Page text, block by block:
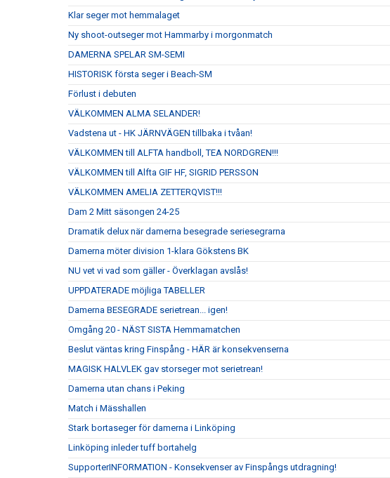
Klar seger mot hemmalaget
Ny shoot-outseger mot Hammarby i morgonmatch
DAMERNA SPELAR SM-SEMI
HISTORISK första seger i Beach-SM
Förlust i debuten
VÄLKOMMEN ALMA SELANDER!
Vadstena ut - HK JÄRNVÄGEN tillbaka i tvåan!
VÄLKOMMEN till ALFTA handboll, TEA NORDGREN!!!
VÄLKOMMEN till Alfta GIF HF, SIGRID PERSSON
VÄLKOMMEN AMELIA ZETTERQVIST!!!
Dam 2 Mitt säsongen 24-25
Dramatik delux när damerna besegrade seriesegrarna
Damerna möter division 1-klara Gökstens BK
NU vet vi vad som gäller - Överklagan avslås!
UPPDATERADE möjliga TABELLER
Damerna BESEGRADE serietrean... igen!
Omgång 20 - NÄST SISTA Hemmamatchen
Beslut väntas kring Finspång - HÄR är konsekvenserna
MAGISK HALVLEK gav storseger mot serietrean!
Damerna utan chans i Peking
Match i Mässhallen
Stark bortaseger för damerna i Linköping
Linköping inleder tuff bortahelg
SupporterINFORMATION - Konsekvenser av Finspångs utdragning!